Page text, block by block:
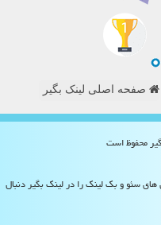
صفحه اصلی لینک بگیر
های سئو و بک لینک را در لینک بگیر دنبال